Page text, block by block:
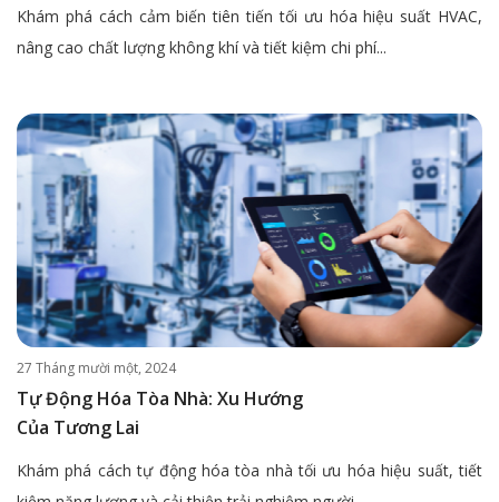
Khám phá cách cảm biến tiên tiến tối ưu hóa hiệu suất HVAC,
nâng cao chất lượng không khí và tiết kiệm chi phí...
27 Tháng mười một, 2024
Tự Động Hóa Tòa Nhà: Xu Hướng
Của Tương Lai
Khám phá cách tự động hóa tòa nhà tối ưu hóa hiệu suất, tiết